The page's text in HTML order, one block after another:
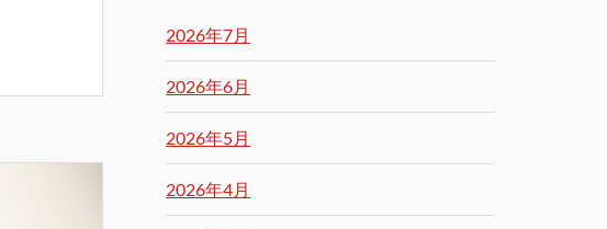
2026年7月
2026年6月
2026年5月
2026年4月